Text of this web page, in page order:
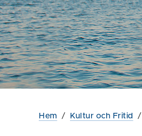
Hem / Kultur och Fritid /